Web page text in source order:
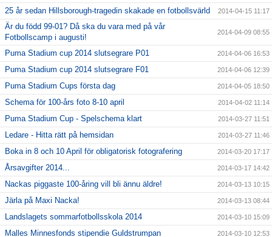
25 år sedan Hillsborough-tragedin skakade en fotbollsvärld 2014-04-15 11:17
Är du född 99-01? Då ska du vara med på vår
Fotbollscamp i augusti!
2014-04-09 08:55
Puma Stadium cup 2014 slutsegrare P01 2014-04-06 16:53
Puma Stadium cup 2014 slutsegrare F01 2014-04-06 12:39
Puma Stadium Cups första dag 2014-04-05 18:50
Schema för 100-års foto 8-10 april 2014-04-02 11:14
Puma Stadium Cup - Spelschema klart 2014-03-27 11:51
Ledare - Hitta rätt på hemsidan 2014-03-27 11:46
Boka in 8 och 10 April för obligatorisk fotografering 2014-03-20 17:17
Årsavgifter 2014... 2014-03-17 14:42
Nackas piggaste 100-åring vill bli ännu äldre! 2014-03-13 10:15
Järla på Maxi Nacka! 2014-03-13 08:44
Landslagets sommarfotbollsskola 2014 2014-03-10 15:09
Malles Minnesfonds stipendie Guldstrumpan 2014-03-10 12:53